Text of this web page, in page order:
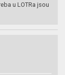
u LOTRa jsou